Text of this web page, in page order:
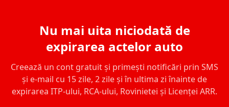
Nu mai uita niciodată de
expirarea actelor auto
Creează un cont gratuit și primești notificări prin SMS
și e-mail cu 15 zile, 2 zile și în ultima zi înainte de
expirarea ITP-ului, RCA-ului, Rovinietei și Licenței ARR.